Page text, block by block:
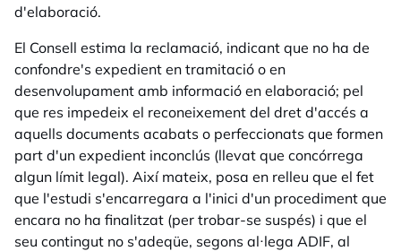
d'elaboració.
El Consell estima la reclamació, indicant que no ha de
confondre's expedient en tramitació o en
desenvolupament amb informació en elaboració; pel
que res impedeix el reconeixement del dret d'accés a
aquells documents acabats o perfeccionats que formen
part d'un expedient inconclús (llevat que concórrega
algun límit legal). Així mateix, posa en relleu que el fet
que l'estudi s'encarregara a l'inici d'un procediment que
encara no ha finalitzat (per trobar-se suspés) i que el
seu contingut no s'adeqüe, segons al·lega ADIF, al